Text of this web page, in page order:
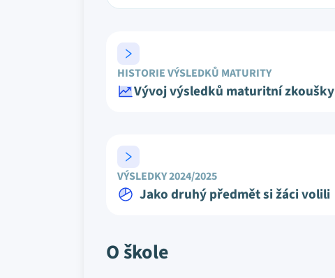
HISTORIE VÝSLEDKŮ MATURITY
Vývoj výsledků maturitní zkoušky
VÝSLEDKY 2024/2025
Jako druhý předmět si žáci volili
O škole